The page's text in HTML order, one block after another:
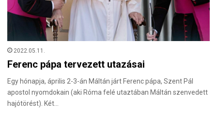
2022.05.11.
Ferenc pápa tervezett utazásai
Egy hónapja, április 2-3-án Máltán járt Ferenc pápa, Szent Pál
apostol nyomdokain (aki Róma felé utaztában Máltán szenvedett
hajótörést). Két…